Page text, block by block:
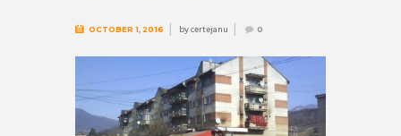
OCTOBER 1, 2016 bycertejanu 0